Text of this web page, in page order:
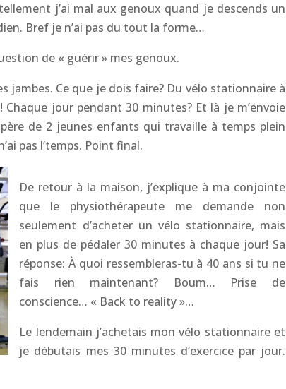
j’ai mal aux genoux quand je descends un
Bref je n’ai pas du tout la forme…
de « guérir » mes genoux.
jambes. Ce que je dois faire? Du vélo stationnaire à
Chaque jour pendant 30 minutes? Et là je m’envoie
de 2 jeunes enfants qui travaille à temps plein
pas l’temps. Point final.
De retour à la maison, j’explique à ma conjointe
que le physiothérapeute me demande non
seulement d’acheter un vélo stationnaire, mais
en plus de pédaler 30 minutes à chaque jour! Sa
réponse: À quoi ressembleras-tu à 40 ans si tu ne
fais rien maintenant? Boum… Prise de
conscience… « Back to reality »…
Le lendemain j’achetais mon vélo stationnaire et
je débutais mes 30 minutes d’exercice par jour.